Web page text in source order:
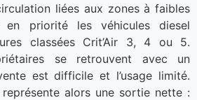
liées aux zones à faibles
en priorité les véhicules diesel
classées Crit’Air 3, 4 ou 5.
se retrouvent avec un
est difficile et l’usage limité.
représente alors une sortie nette :